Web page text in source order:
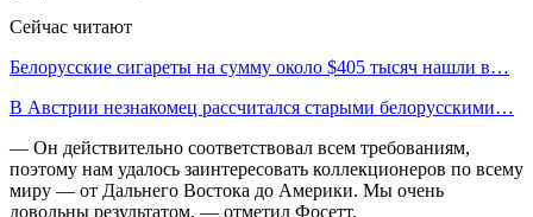
Сейчас читают
Белорусские сигареты на сумму около $405 тысяч нашли в…
В Австрии незнакомец рассчитался старыми белорусскими…
— Он действительно соответствовал всем требованиям,
поэтому нам удалось заинтересовать коллекционеров по всему
миру — от Дальнего Востока до Америки. Мы очень
довольны результатом, — отметил Фосетт.